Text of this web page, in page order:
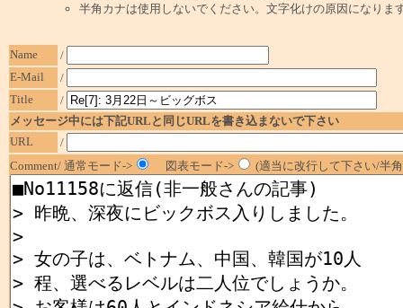
半角カナは使用しないでください。文字化けの原因になりま
Name
/
E-Mail
/
Title
/
メッセージ中には下記URLと同じURLを書き込まないで下さい
URL
/
Comment/ 通常モード->
図表モード-> (適当に改行して下さい/半